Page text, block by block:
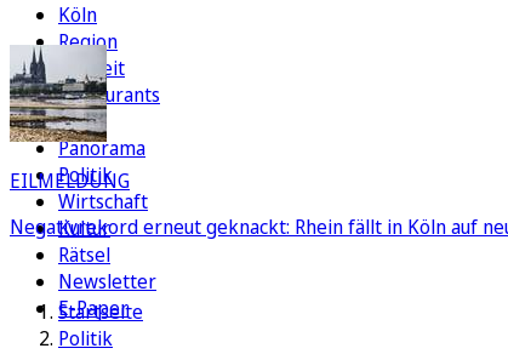
Köln
Region
Freizeit
Restaurants
FC
Panorama
Politik
Wirtschaft
Kultur
Rätsel
Newsletter
E-Paper
EILMELDUNG
Negativrekord erneut geknackt: Rhein fällt in Köln auf
Startseite
Politik